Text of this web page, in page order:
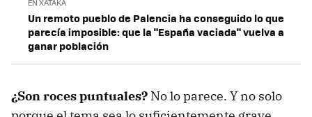
EN XATAKA
Un remoto pueblo de Palencia ha conseguido lo que
parecía imposible: que la "España vaciada" vuelva a
ganar población
¿Son roces puntuales? No lo parece. Y no solo